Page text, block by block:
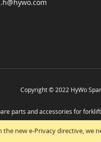
the new e-Privacy directive, we
Copyright © 2022 HyWo
parts and accessories for